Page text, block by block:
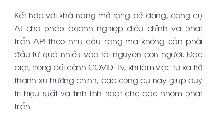
Kết hợp với khả năng mở rộng dễ dàng, công cụ
AI cho phép doanh nghiệp điều chỉnh và phát
triển API theo nhu cầu riêng mà không cần phải
đầu tư quá nhiều vào tài nguyên con người. Đặc
biệt, trong bối cảnh COVID-19, khi làm việc từ xa trở
thành xu hướng chính, các công cụ này giúp duy
trì hiệu suất và tính linh hoạt cho các nhóm phát
triển.